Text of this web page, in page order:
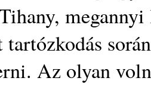
Az olyan